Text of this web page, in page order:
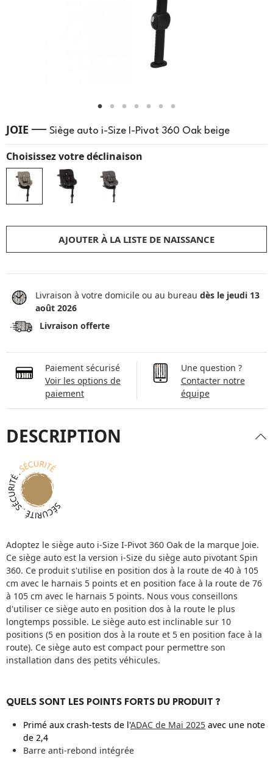
JOIE — Siège auto i-Size I-Pivot 360 Oak beige
Choisissez votre déclinaison
AJOUTER À LA LISTE DE NAISSANCE
Livraison à votre domicile ou au bureau dès le jeudi 13
août 2026
Livraison offerte
Paiement sécurisé
Voir les options de
paiement
Une question ?
Contacter notre
équipe
DESCRIPTION
Adoptez le siège auto i-Size I-Pivot 360 Oak de la marque Joie.
Ce siège auto est la version i-Size du siège auto pivotant Spin
360. Ce produit s'utilise en position dos à la route de 40 à 105
cm avec le harnais 5 points et en position face à la route de 76
à 105 cm avec le harnais 5 points. Nous vous conseillons
d'utiliser ce siège auto en position dos à la route le plus
longtemps possible. Le siège auto est inclinable sur 10
positions (5 en position dos à la route et 5 en position face à la
route). Ce siège auto est compact pour permettre son
installation dans des petits véhicules.
QUELS SONT LES POINTS FORTS DU PRODUIT ?
Primé aux crash-tests de l'ADAC de Mai 2025 avec une note
de 2,4
Barre anti-rebond intégrée